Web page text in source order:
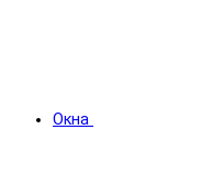
Окна